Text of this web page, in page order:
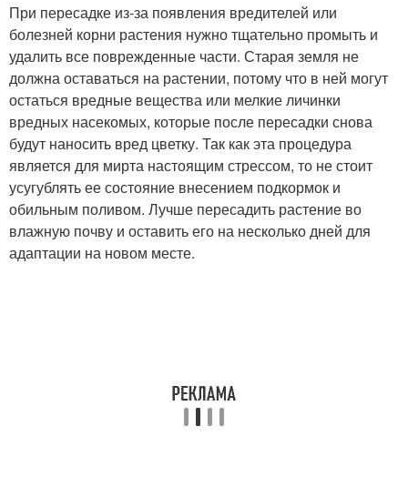
При пересадке из-за появления вредителей или
болезней корни растения нужно тщательно промыть и
удалить все поврежденные части. Старая земля не
должна оставаться на растении, потому что в ней могут
остаться вредные вещества или мелкие личинки
вредных насекомых, которые после пересадки снова
будут наносить вред цветку. Так как эта процедура
является для мирта настоящим стрессом, то не стоит
усугублять ее состояние внесением подкормок и
обильным поливом. Лучше пересадить растение во
влажную почву и оставить его на несколько дней для
адаптации на новом месте.